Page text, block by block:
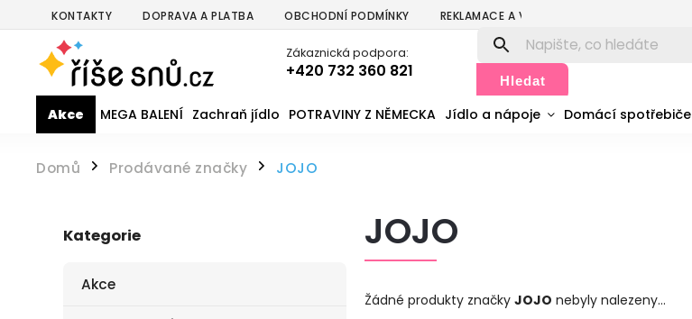
KONTAKTY DOPRAVA A PLATBA OBCHODNÍ PODMÍNKY REKLAMACE A VRÁCENÍ
Zákaznická podpora:
+420 732 360 821 Hledat
Akce MEGA BALENÍ Zachraň jídlo POTRAVINY Z NĚMECKA Jídlo a nápoje Domácí spotřebiče
Domů / Prodávané značky / JOJO
Kategorie
Akce
JOJO
Žádné produkty značky JOJO nebyly nalezeny...